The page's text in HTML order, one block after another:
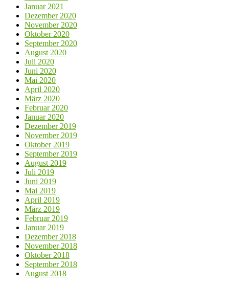
Januar 2021
Dezember 2020
November 2020
Oktober 2020
September 2020
August 2020
Juli 2020
Juni 2020
Mai 2020
April 2020
März 2020
Februar 2020
Januar 2020
Dezember 2019
November 2019
Oktober 2019
September 2019
August 2019
Juli 2019
Juni 2019
Mai 2019
April 2019
März 2019
Februar 2019
Januar 2019
Dezember 2018
November 2018
Oktober 2018
September 2018
August 2018